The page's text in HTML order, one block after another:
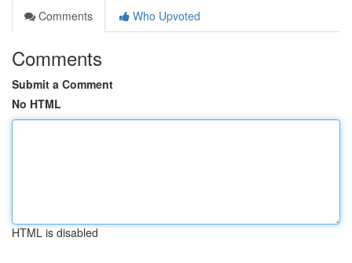
Comments
Who Upvoted
Comments
Submit a Comment
No HTML
HTML is disabled